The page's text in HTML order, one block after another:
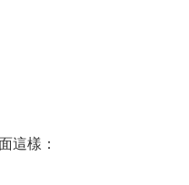
這樣：